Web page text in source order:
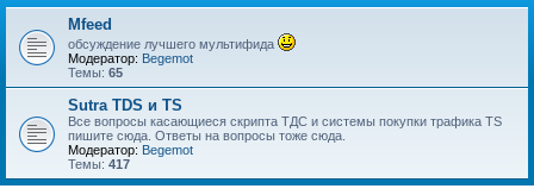
Mfeed
обсуждение лучшего мультифида
Модератор: Begemot
Темы: 65
Sutra TDS и TS
Все вопросы касающиеся скрипта ТДС и системы покупки трафика TS
пишите сюда. Ответы на вопросы тоже сюда.
Модератор: Begemot
Темы: 417